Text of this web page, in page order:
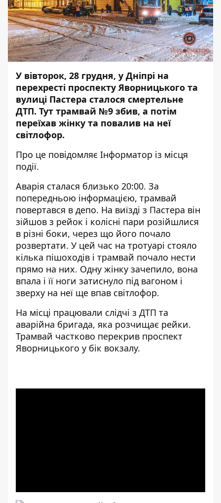
У вівторок, 28 грудня, у Дніпрі на
перехресті проспекту Яворницького та
вулиці Пастера сталося смертельне
ДТП. Тут трамвай №9 збив, а потім
переїхав жінку та повалив на неї
світлофор.
Про це повідомляє Інформатор із місця
події.
Аварія сталася близько 20:00. За
попередньою інформацією, трамвай
повертався в депо. На виїзді з Пастера він
зійшов з рейок і колісні пари розійшлися
в різні боки, через що його почало
розвертати. У цей час на тротуарі стояло
кілька пішоходів і трамвай почало нести
прямо на них. Одну жінку зачепило, вона
впала і її ноги затиснуло під вагоном і
зверху на неї ще впав світлофор.
На місці працювали слідчі з ДТП та
аварійна бригада, яка розчищає рейки.
Трамвай частково перекрив проспект
Яворницького у бік вокзалу.